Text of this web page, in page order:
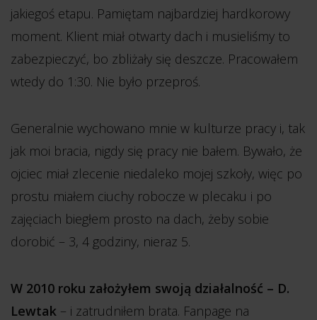
jakiegoś etapu. Pamiętam najbardziej hardkorowy
moment. Klient miał otwarty dach i musieliśmy to
zabezpieczyć, bo zbliżały się deszcze. Pracowałem
wtedy do 1:30. Nie było przeproś.
Generalnie wychowano mnie w kulturze pracy i, tak
jak moi bracia, nigdy się pracy nie bałem. Bywało, że
ojciec miał zlecenie niedaleko mojej szkoły, więc po
prostu miałem ciuchy robocze w plecaku i po
zajęciach biegłem prosto na dach, żeby sobie
dorobić – 3, 4 godziny, nieraz 5.
W 2010 roku założyłem swoją działalność – D.
Lewtak – i zatrudniłem brata. Fanpage na